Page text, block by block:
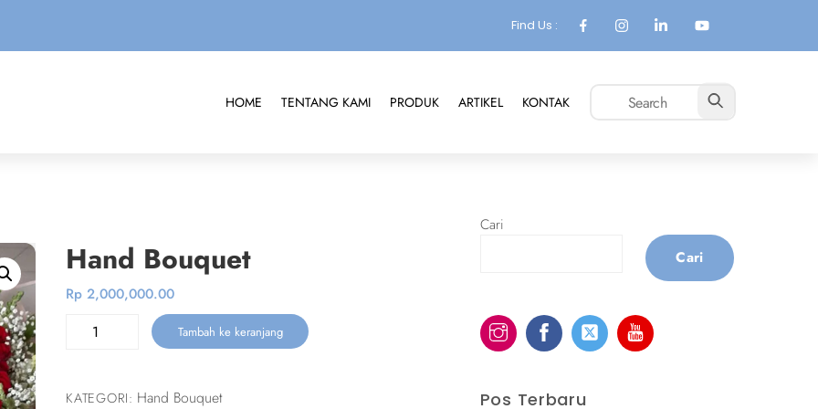
Find Us :
HOME TENTANG KAMI PRODUK ARTIKEL KONTAK
Hand Bouquet
Rp 2,000,000.00
Kuantitas
Hand
Tambah ke keranjang
KATEGORI: Hand Bouquet
Cari
Cari
Pos Terbaru